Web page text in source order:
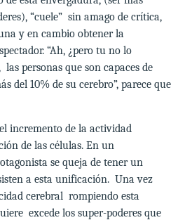
“cuele” sin amago de crítica,
y en cambio obtener la
“Ah, ¿pero tu no lo
personas que son capaces de
del 10% de su cerebro”, parece que
incremento de la actividad
de las células. En un
se queja de tener un
a esta unificación. Una vez
cerebral rompiendo esta
excede los super-poderes que